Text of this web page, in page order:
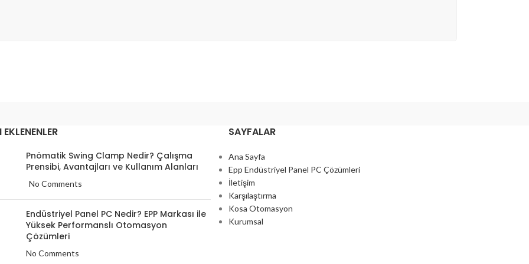
Pnömatik Swing Clamp Nedir? Çalışma
Prensibi, Avantajları ve Kullanım Alanları
No Comments
Endüstriyel Panel PC Nedir? EPP Markası ile
Yüksek Performanslı Otomasyon
Çözümleri
No Comments
SAYFALAR
Ana Sayfa
Epp Endüstriyel Panel PC Çözümleri
İletişim
Karşılaştırma
Kosa Otomasyon
Kurumsal